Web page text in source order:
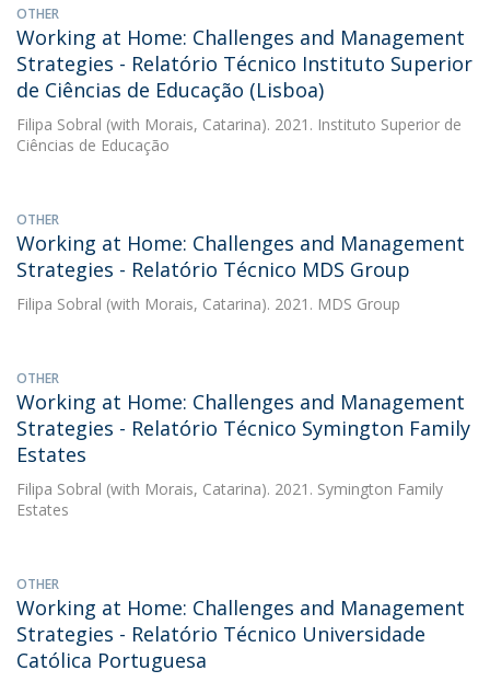
OTHER
Working at Home: Challenges and Management
Strategies - Relatório Técnico Instituto Superior
de Ciências de Educação (Lisboa)
Filipa Sobral (with Morais, Catarina). 2021. Instituto Superior de
Ciências de Educação
OTHER
Working at Home: Challenges and Management
Strategies - Relatório Técnico MDS Group
Filipa Sobral (with Morais, Catarina). 2021. MDS Group
OTHER
Working at Home: Challenges and Management
Strategies - Relatório Técnico Symington Family
Estates
Filipa Sobral (with Morais, Catarina). 2021. Symington Family
Estates
OTHER
Working at Home: Challenges and Management
Strategies - Relatório Técnico Universidade
Católica Portuguesa